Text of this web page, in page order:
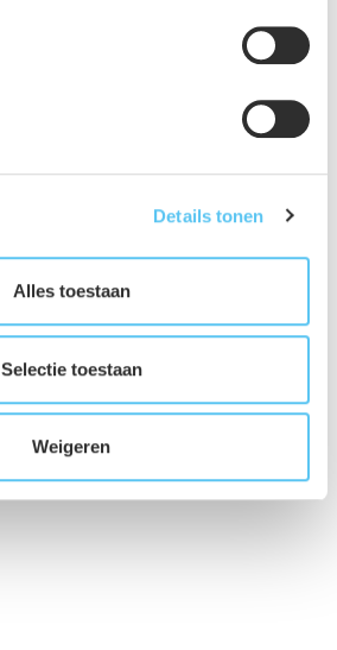
Details tonen
Alles toestaan
Selectie toestaan
Weigeren